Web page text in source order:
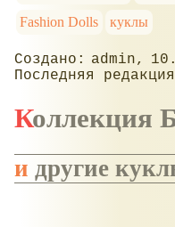
Fashion Dolls
куклы
admin
Коллекция
и другие